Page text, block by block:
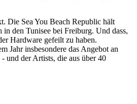
Die Sea You Beach Republic hält
in den Tunisee bei Freiburg. Und dass,
Hardware gefeilt zu haben.
Jahr insbesondere das Angebot an
und der Artists, die aus über 40